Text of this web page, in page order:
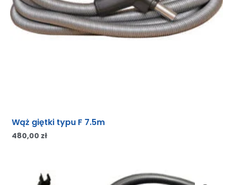
Wąż giętki typu F 7.5m
480,00 zł